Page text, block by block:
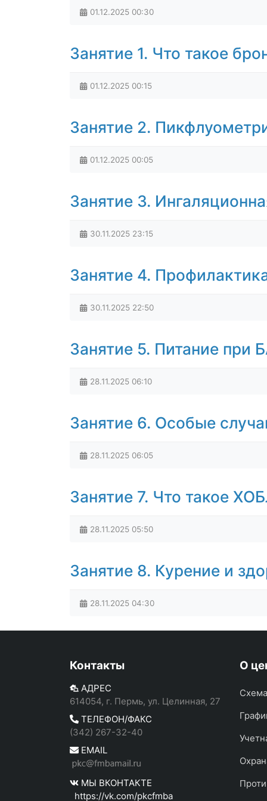
01.12.2025 00:30
Занятие 1. Что такое
01.12.2025 00:15
Занятие 2.
01.12.2025 00:05
Занятие 3.
30.11.2025 23:15
Занятие 4.
30.11.2025 22:50
Занятие 5. Питание при
28.11.2025 06:10
Занятие 6. Особые
28.11.2025 06:05
Занятие 7. Что такое
28.11.2025 05:50
Занятие 8. Курение и
28.11.2025 04:30
Контакты
АДРЕС
614054, г. Пермь, ул. Целинная, 27
ТЕЛЕФОН/ФАКС
(342) 267-32-40
EMAIL
МЫ ВКОНТАКТЕ
https://vk.com/pkcfmba
О